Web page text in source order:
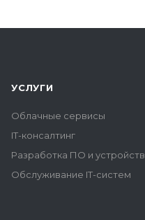
УСЛУГИ
Облачные сервисы
IT-консалтинг
Разработка ПО и устройств
Обслуживание IT-систем